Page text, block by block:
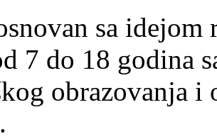
sa idejom
7 do 18 godina
obrazovanja i